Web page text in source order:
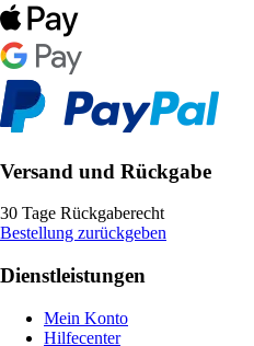
Versand und Rückgabe
30 Tage Rückgaberecht
Bestellung zurückgeben
Dienstleistungen
Mein Konto
Hilfecenter